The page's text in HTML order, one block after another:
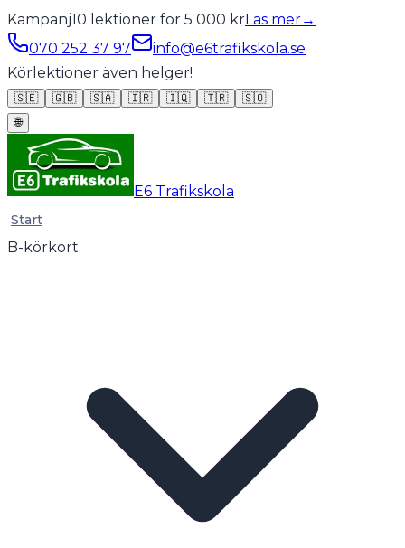
Kampanj10 lektioner för 5 000 krLäs mer→
070 252 37 97
info@e6trafikskola.se
Körlektioner även helger!
🇸🇪 🇬🇧 🇸🇦 🇮🇷 🇮🇶 🇹🇷
🇸🇴
🌐
E6 Trafikskola
Start
B-körkort